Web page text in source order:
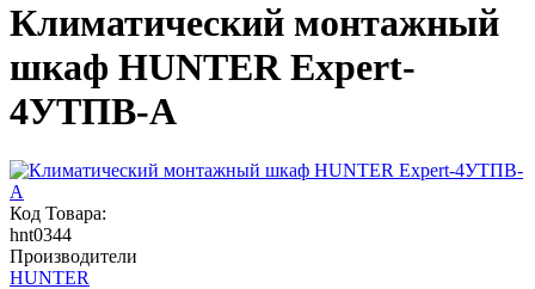
Климатический монтажный
шкаф HUNTER Expert-
4УТПВ-А
Код Товара:
hnt0344
Производители
HUNTER